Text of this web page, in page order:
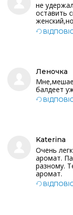
не
оставить
Леночка
балдеет
Katerina
Очень
аромат.
разному.
аромат.